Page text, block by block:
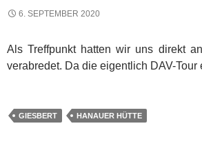
6. SEPTEMBER 2020
Als Treffpunkt hatten wir uns direkt
verabredet. Da die eigentlich DAV-Tour
GIESBERT HANAUER HÜTTE